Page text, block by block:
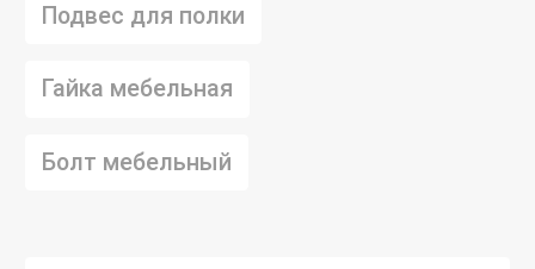
Подвес для полки
Гайка мебельная
Болт мебельный